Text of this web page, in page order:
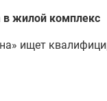
в жилой комплекс
ищет